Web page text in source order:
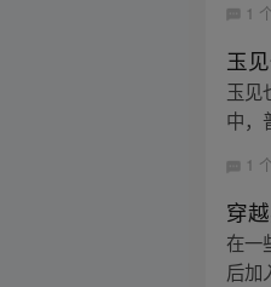
1
玉
玉见
中，
1
穿
在一
后加